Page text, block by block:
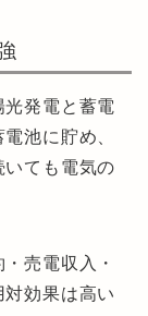
発電と蓄電
池に貯め、
ても電気の
売電収入・
効果は高い